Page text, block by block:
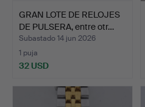
GRAN LOTE DE RELOJES
DE PULSERA, entre otr…
Subastado 14 jun 2026
1 puja
32 USD